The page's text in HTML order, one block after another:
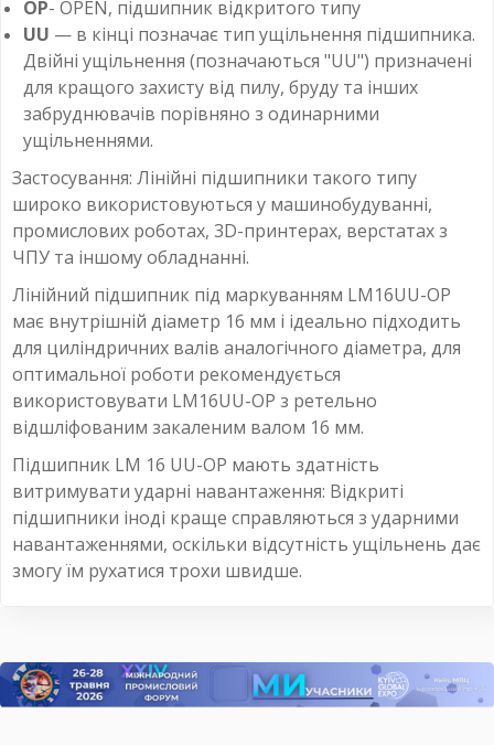
ОР- OPEN, підшипник відкритого типу
UU — в кінці позначає тип ущільнення підшипника.
Двійні ущільнення (позначаються "UU") призначені
для кращого захисту від пилу, бруду та інших
забруднювачів порівняно з одинарними
ущільненнями.
Застосування: Лінійні підшипники такого типу
широко використовуються у машинобудуванні,
промислових роботах, 3D-принтерах, верстатах з
ЧПУ та іншому обладнанні.
Лінійний підшипник під маркуванням LM16UU-OP
має внутрішній діаметр 16 мм і ідеально підходить
для циліндричних валів аналогічного діаметра, для
оптимальної роботи рекомендується
використовувати LM16UU-OP з ретельно
відшліфованим закаленим валом 16 мм.
Підшипник LM 16 UU-OP мають здатність
витримувати ударні навантаження: Відкриті
підшипники іноді краще справляються з ударними
навантаженнями, оскільки відсутність ущільнень дає
змогу їм рухатися трохи швидше.